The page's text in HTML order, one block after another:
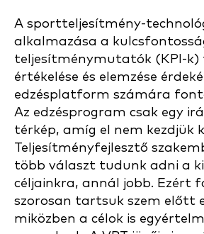
A sportteljesítmény-
alkalmazása a
teljesítménymutatók (KPI-
értékelése és elemzése
edzésplatform számára
Az edzésprogram csak egy
térkép, amíg el nem kezdjük
Teljesítményfejlesztő
több választ tudunk adni a
céljainkra, annál jobb. Ezért
szorosan tartsuk szem előtt
miközben a célok is